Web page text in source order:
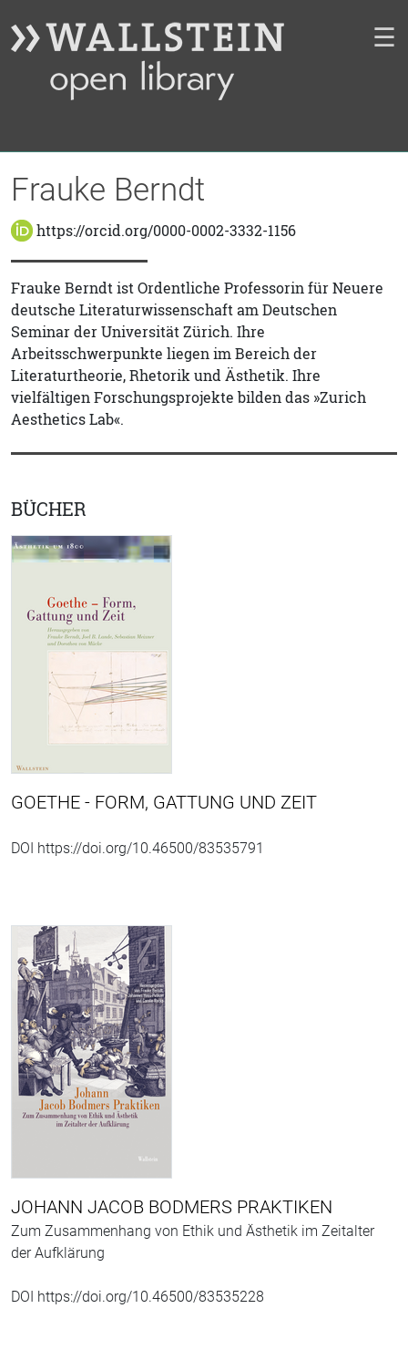
☰
Frauke Berndt
https://orcid.org/0000-0002-3332-1156
Frauke Berndt ist Ordentliche Professorin für Neuere
deutsche Literaturwissenschaft am Deutschen
Seminar der Universität Zürich. Ihre
Arbeitsschwerpunkte liegen im Bereich der
Literaturtheorie, Rhetorik und Ästhetik. Ihre
vielfältigen Forschungsprojekte bilden das »Zurich
Aesthetics Lab«.
BÜCHER
GOETHE - FORM, GATTUNG UND ZEIT
DOI https://doi.org/10.46500/83535791
JOHANN JACOB BODMERS PRAKTIKEN
Zum Zusammenhang von Ethik und Ästhetik im Zeitalter
der Aufklärung
DOI https://doi.org/10.46500/83535228